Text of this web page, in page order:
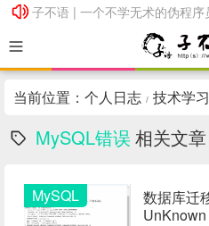
子不语 | 一个不学无术的伪程序
子不语 | 一个不学无术的伪程序员
当前位置： 个人日志 / 技术学习
MySQL错误 相关文章
MySQL
数据库迁